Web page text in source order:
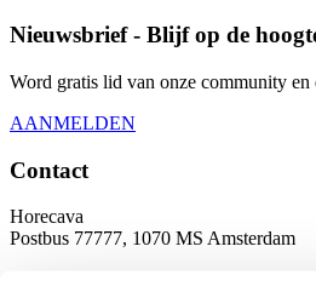
Nieuwsbrief - Blijf op de
Word gratis lid van onze community
AANMELDEN
Contact
Horecava
Postbus 77777, 1070 MS Amsterdam